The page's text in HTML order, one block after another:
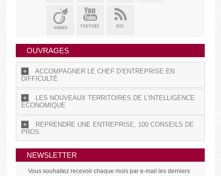
OUVRAGES
ACCOMPAGNER LE CHEF D’ENTREPRISE EN
DIFFICULTÉ
LES NOUVEAUX TERRITOIRES DE L'INTELLIGENCE
ÉCONOMIQUE
REPRENDRE UNE ENTREPRISE, 100 CONSEILS DE
PROS
NEWSLETTER
Vous souhaitez recevoir chaque mois par e-mail les derniers